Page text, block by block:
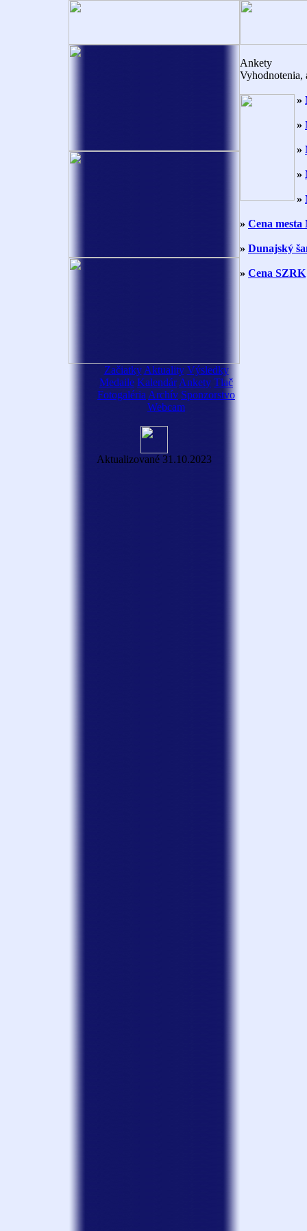
Začiatky Aktuality Výsledky
Medaile Kalendár Ankety Tlač
Fotogaléria Archív Sponzorstvo
Webcam
Aktualizované 31.10.2023
Ankety
Vyhodnotenia,
»
»
»
»
»
» Cena mesta
» Dunajský
» Cena SZRK